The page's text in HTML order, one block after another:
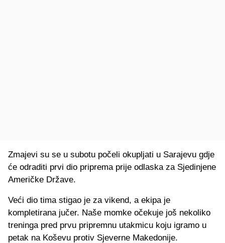
Zmajevi su se u subotu počeli okupljati u Sarajevu gdje
će odraditi prvi dio priprema prije odlaska za Sjedinjene
Američke Države.
Veći dio tima stigao je za vikend, a ekipa je
kompletirana jučer. Naše momke očekuje još nekoliko
treninga pred prvu pripremnu utakmicu koju igramo u
petak na Koševu protiv Sjeverne Makedonije.